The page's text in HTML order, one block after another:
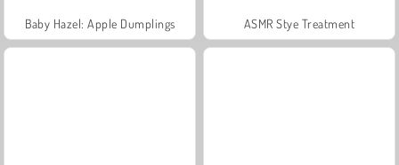
Baby Hazel: Apple Dumplings ASMR Stye Treatment